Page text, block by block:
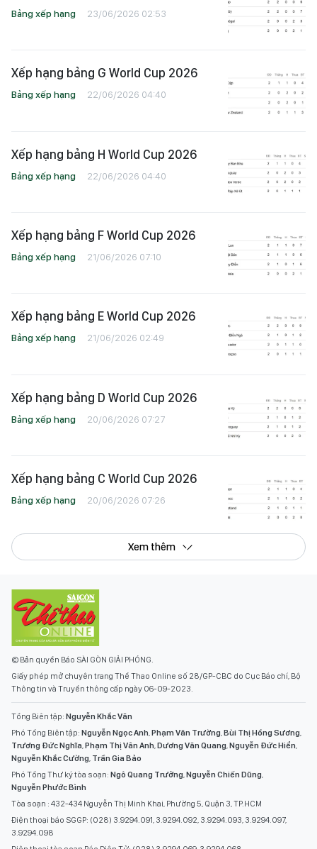
Bảng xếp hạng 23/06/2026 02:53
Xếp hạng bảng G World Cup 2026
Bảng xếp hạng 22/06/2026 04:40
Xếp hạng bảng H World Cup 2026
Bảng xếp hạng 22/06/2026 04:40
Xếp hạng bảng F World Cup 2026
Bảng xếp hạng 21/06/2026 07:10
Xếp hạng bảng E World Cup 2026
Bảng xếp hạng 21/06/2026 02:49
Xếp hạng bảng D World Cup 2026
Bảng xếp hạng 20/06/2026 07:27
Xếp hạng bảng C World Cup 2026
Bảng xếp hạng 20/06/2026 07:26
Xem thêm
© Bản quyền Báo SÀI GÒN GIẢI PHÓNG.
Giấy phép mở chuyên trang Thể Thao Online số 28/GP-CBC do Cục Báo chí, Bộ
Thông tin và Truyền thông cấp ngày 06-09-2023.
Tổng Biên tập: Nguyễn Khắc Văn
Phó Tổng Biên tập: Nguyễn Ngọc Anh,Phạm Văn Trường,Bùi Thị Hồng Sương,
Trương Đức Nghĩa,Phạm Thị Vân Anh,Dương Văn Quang,Nguyễn Đức Hiển,
Nguyễn Khắc Cường, Trần Gia Bảo
Phó Tổng Thư ký tòa soạn: Ngô Quang Trưởng,Nguyễn Chiến Dũng,
Nguyễn Phước Bình
Tòa soạn : 432-434 Nguyễn Thị Minh Khai, Phường 5, Quận 3, TP.HCM
Điện thoại báo SGGP: (028) 3.9294.091, 3.9294.092, 3.9294.093, 3.9294.097,
3.9294.098